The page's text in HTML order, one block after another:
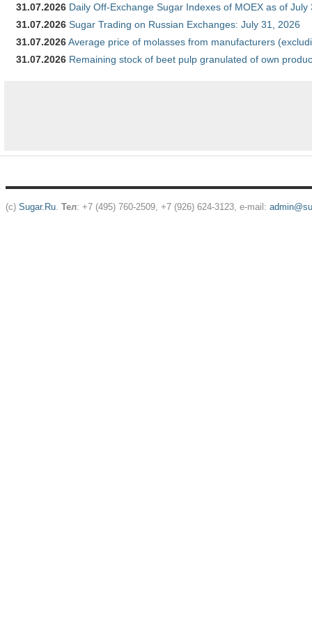
31.07.2026 Daily Off-Exchange Sugar Indexes of MOEX as of July
31.07.2026 Sugar Trading on Russian Exchanges: July 31, 2026
31.07.2026Average price of molasses from manufacturers
31.07.2026 Remaining stock of beet pulp granulated of own
(c) Sugar.Ru. Тел: +7 (495) 760-2509, +7 (926) 624-3123, e-mail: